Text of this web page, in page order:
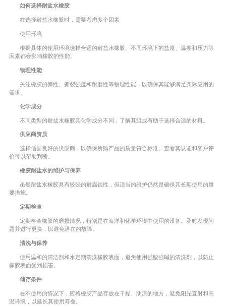
如何选择耐盐水橡胶
在选择耐盐水橡胶时，需要考虑多个因素
使用环境
根据具体的使用环境选择合适的耐盐水橡胶。不同环境下的盐度、温度和压力等
因素都会影响橡胶的性能。
物理性能
关注橡胶的弹性、撕裂强度和耐磨性等物理性能，以确保其能够满足实际应用的
需求。
化学成分
不同类型的耐盐水橡胶其化学成分不同，了解其组成有助于选择合适的材料。
供应商资质
选择信誉良好的供应商，以确保所购产品的质量符合标准。查看其认证和客户评
价可以帮助判断。
橡胶耐盐水的维护与保养
虽然耐盐水橡胶具有较强的耐腐蚀性，但适当的维护仍然是确保其长期使用的重
要措施。
定期检查
定期检查橡胶的磨损情况，特别是在海洋和化学环境中使用的设备。及时发现问
题并进行更换，以避免潜在的故障。
清洗与保养
使用温和的清洁剂和水定期清洗橡胶表面，避免使用强酸强碱的清洗剂，以防止
橡胶表面受到损害。
储存条件
在不使用的情况下，应将橡胶产品存放在干燥、阴凉的地方，避免阳光直射和高
温环境，以延长其使用寿命。